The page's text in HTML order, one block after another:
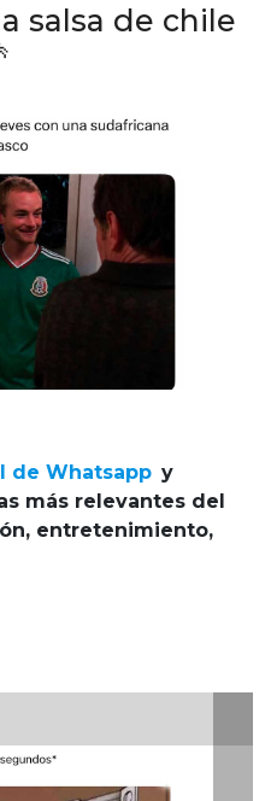
salsa de chile
de Whatsapp y
más relevantes del
entretenimiento,